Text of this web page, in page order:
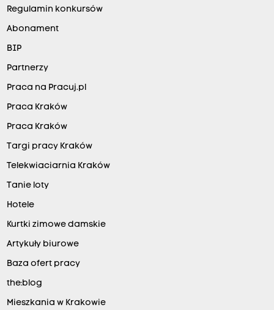
Regulamin konkursów
Abonament
BIP
Partnerzy
Praca na Pracuj.pl
Praca Kraków
Praca Kraków
Targi pracy Kraków
Telekwiaciarnia Kraków
Tanie loty
Hotele
Kurtki zimowe damskie
Artykuły biurowe
Baza ofert pracy
the:blog
Mieszkania w Krakowie